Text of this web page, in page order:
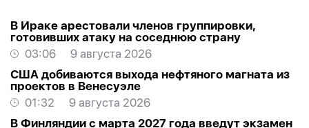
В Ираке арестовали членов группировки,
готовивших атаку на соседнюю страну
03:06
9 августа 2026
США добиваются выхода нефтяного магната из
проектов в Венесуэле
01:32
9 августа 2026
В Финляндии с марта 2027 года введут экзамен